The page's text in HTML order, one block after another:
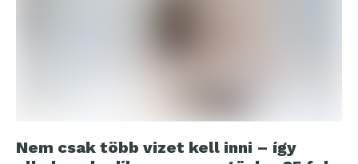
Nem csak több vizet kell inni – így